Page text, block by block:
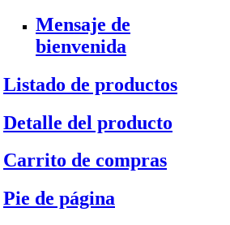
Mensaje de
bienvenida
Listado de productos
Detalle del producto
Carrito de compras
Pie de página